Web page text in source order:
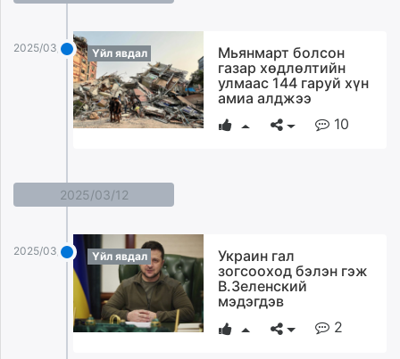
2025/03/29 Үйл явдал
Мьянмарт болсон
газар хөдлөлтийн
улмаас 144 гаруй хүн
амиа алджээ
10
2025/03/12
2025/03/12 Үйл явдал
Украин гал
зогсооход бэлэн гэж
В.Зеленский
мэдэгдэв
2